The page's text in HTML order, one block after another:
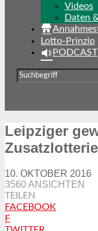
Videos
Daten
Lotto-Prinzip
PODCAST
Leipziger
10. OKTOBER 2016
3560 ANSICHTEN
TEILEN
FACEBOOK
F